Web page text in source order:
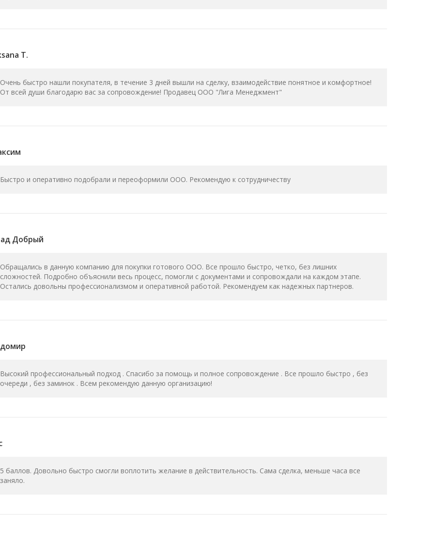
T.
Очень быстро нашли покупателя, в течение 3 дней вышли на сделку, взаимодействие понятное и комфортное!
От всей души благодарю вас за сопровождение! Продавец ООО "Лига Менеджмент"
Быстро и оперативно подобрали и переоформили ООО. Рекомендую к сотрудничеству
Добрый
Обращались в данную компанию для покупки готового ООО. Все прошло быстро, четко, без лишних
сложностей. Подробно объяснили весь процесс, помогли с документами и сопровождали на каждом этапе.
Остались довольны профессионализмом и оперативной работой. Рекомендуем как надежных партнеров.
Высокий профессиональный подход . Спасибо за помощь и полное сопровождение . Все прошло быстро , без
очереди , без заминок . Всем рекомендую данную организацию!
5 баллов. Довольно быстро смогли воплотить желание в действительность. Сама сделка, меньше часа все
заняло.